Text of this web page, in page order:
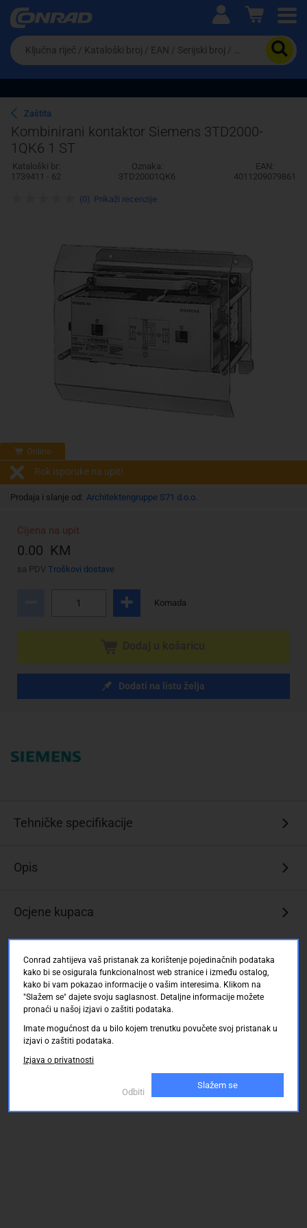
Ova postavka prilagođava asortiman proizvoda i
cijene vašim potrebama.
Pravno lice
Da
biste
potražili
proizvod,
unesite
ključnu
riječ,
kataloški
broj,
EAN
ili
Zaštita
Kombinirani kontaktor Siemens 3TD2000-
1QK6 1 ST
Kataloški br:
1739411 - 62
Oznaka:
3TD20001QK6
EAN:
4011209079861
Online
Rok isporuke na upit!
Prodaja i slanje od: Architektengruppe S71 d.o.o.
Cijena na upit
0.00 KM
sa PDV Troškovi dostave
Komada
Dodati na listu želja
(0) Prikaži recenzije
Tehničke specifikacije
Opis
Ocjene kupaca
Conrad zahtijeva vaš pristanak za korištenje pojedinačnih podataka
kako bi se osigurala funkcionalnost web stranice i između ostalog,
kako bi vam pokazao informacije o vašim interesima. Klikom na
"Slažem se" dajete svoju saglasnost. Detaljne informacije možete
pronaći u našoj izjavi o zaštiti podataka.
Imate mogućnost da u bilo kojem trenutku povučete svoj pristanak u
izjavi o zaštiti podataka.
Izjava o privatnosti
Odbiti
Slažem se